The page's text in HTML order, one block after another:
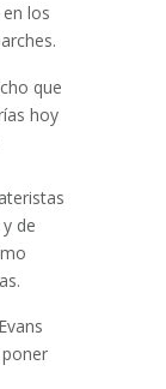
los
que
hoy
de